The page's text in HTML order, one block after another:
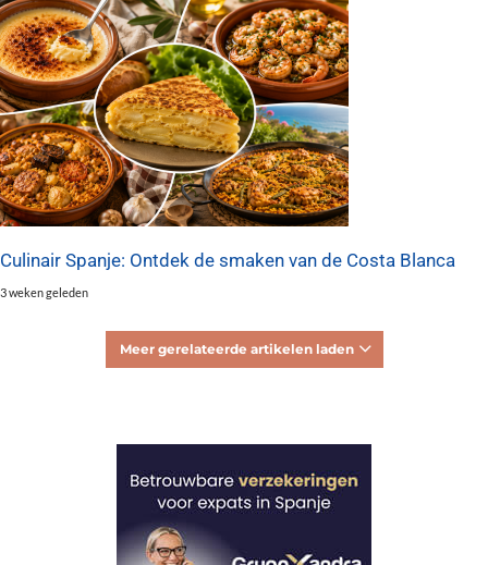
Culinair Spanje: Ontdek de smaken van de Costa Blanca
3 weken geleden
Meer gerelateerde artikelen laden